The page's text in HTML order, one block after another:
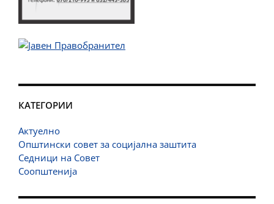
КАТЕГОРИИ
Актуелно
Општински совет за социјална заштита
Седници на Совет
Соопштенија